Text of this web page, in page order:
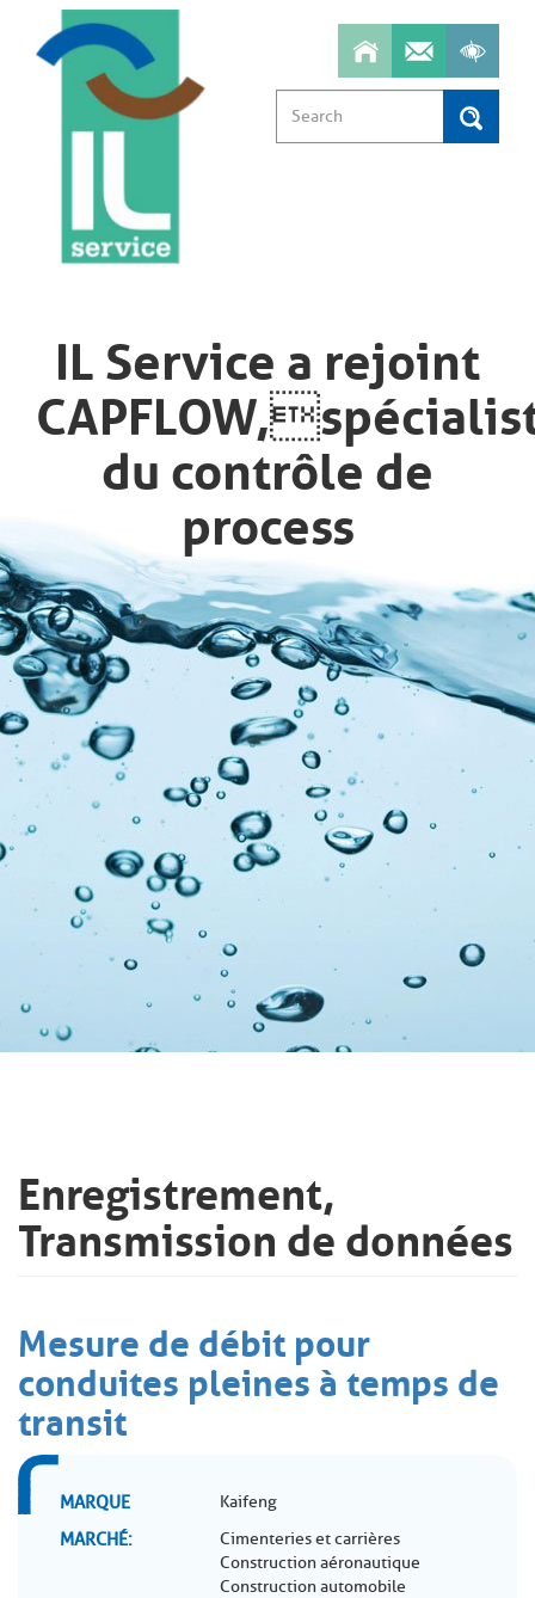
contenu
IL Service a rejoint
du contrôle de
process
Search
Enregistrement,
Transmission de données
Mesure de débit pour
conduites pleines à temps de
transit
MARQUE Kaifeng
MARCHÉ
Cimenteries et carrières
Construction aéronautique
Construction automobile